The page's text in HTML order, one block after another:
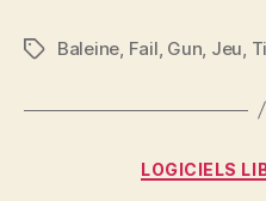
Étiquettes
Baleine Fail Gun Jeu
LOGICIELS